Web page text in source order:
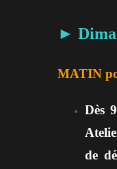
►
MATIN
Dès
de